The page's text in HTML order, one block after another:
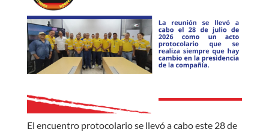
El encuentro protocolario se llevó a cabo este 28 de